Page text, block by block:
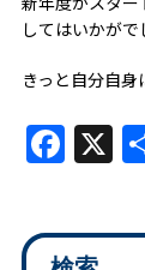
してはいかがで
きっと自分自身
X